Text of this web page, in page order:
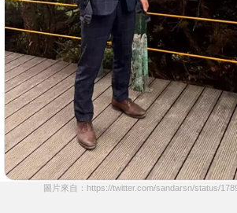
圖片來自：https://twitter.com/sandarsn/status/